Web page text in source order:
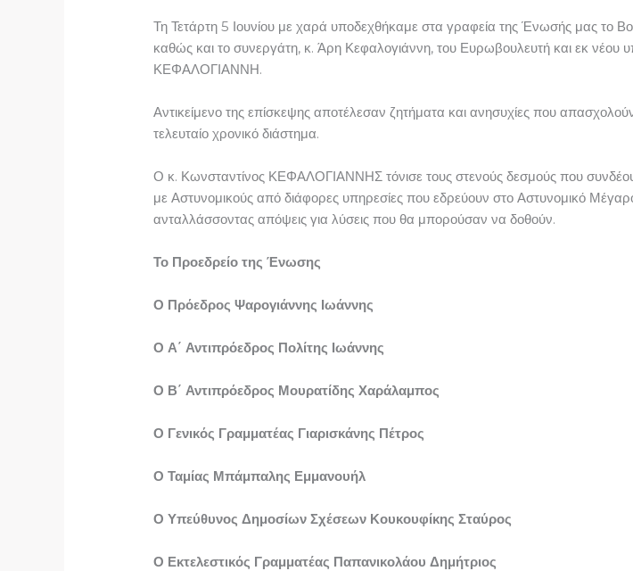
Τη Τετάρτη 5 Ιουνίου με χαρά υποδεχθήκαμε στα γραφεία της Ένωσής μας
καθώς και το συνεργάτη, κ. Άρη Κεφαλογιάννη, του Ευρωβουλευτή και εκ
ΚΕΦΑΛΟΓΙΑΝΝΗ.
Αντικείμενο της επίσκεψης αποτέλεσαν ζητήματα και ανησυχίες που
τελευταίο χρονικό διάστημα.
Ο κ. Κωνσταντίνος ΚΕΦΑΛΟΓΙΑΝΝΗΣ τόνισε τους στενούς δεσμούς που
με Αστυνομικούς από διάφορες υπηρεσίες που εδρεύουν στο Αστυνομικό
ανταλλάσσοντας απόψεις για λύσεις που θα μπορούσαν να δοθούν.
Το Προεδρείο της Ένωσης
Ο Πρόεδρος Ψαρογιάννης Ιωάννης
Ο Α΄ Αντιπρόεδρος Πολίτης Ιωάννης
Ο Β΄ Αντιπρόεδρος Μουρατίδης Χαράλαμπος
Ο Γενικός Γραμματέας Γιαρισκάνης Πέτρος
Ο Ταμίας Μπάμπαλης Εμμανουήλ
Ο Υπεύθυνος Δημοσίων Σχέσεων Κουκουφίκης Σταύρος
Ο Εκτελεστικός Γραμματέας Παπανικολάου Δημήτριος